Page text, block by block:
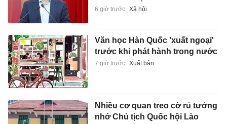
6 giờ trước Xã hội
Văn học Hàn Quốc 'xuất ngoại'
trước khi phát hành trong nước
7 giờ trước Xuất bản
Nhiều cơ quan treo cờ rủ tưởng
nhớ Chủ tịch Quốc hội Lào